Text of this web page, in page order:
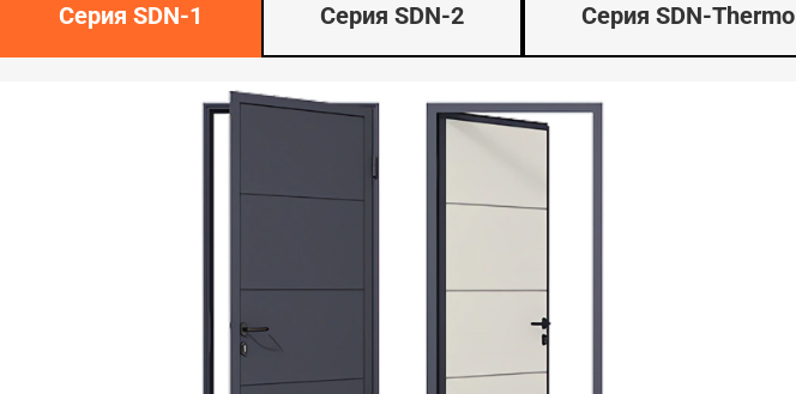
Серия SDN-1 Серия SDN-2 Серия SDN-Thermo